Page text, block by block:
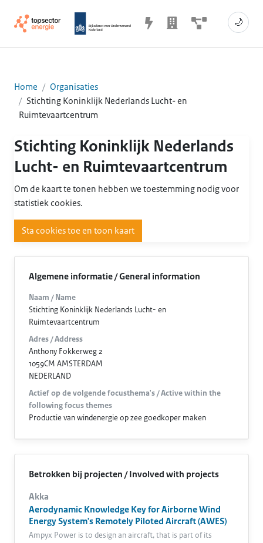
🌙
Home
Organisaties
Stichting Koninklijk Nederlands Lucht- en
Ruimtevaartcentrum
Stichting Koninklijk Nederlands
Lucht- en Ruimtevaartcentrum
Om de kaart te tonen hebben we toestemming nodig voor
statistiek cookies.
Sta cookies toe en toon kaart
Algemene informatie / General information
Naam / Name
Stichting Koninklijk Nederlands Lucht- en
Ruimtevaartcentrum
Adres / Address
Anthony Fokkerweg 2
1059CM AMSTERDAM
NEDERLAND
Actief op de volgende focusthema's / Active within the
following focus themes
Productie van windenergie op zee goedkoper maken
Betrokken bij projecten / Involved with projects
Akka
Aerodynamic Knowledge Key for Airborne Wind
Energy System's Remotely Piloted Aircraft (AWES)
Ampyx Power is to design an aircraft, that is part of its